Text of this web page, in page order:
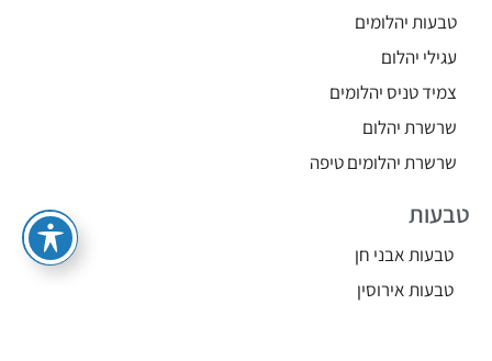
טבעות יהלומים
עגילי יהלום
צמיד טניס יהלומים
שרשרת יהלום
שרשרת יהלומים טיפה
טבעות
טבעות אבני חן
טבעות אירוסין